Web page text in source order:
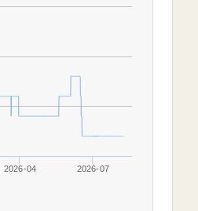
2026-04 2026-07